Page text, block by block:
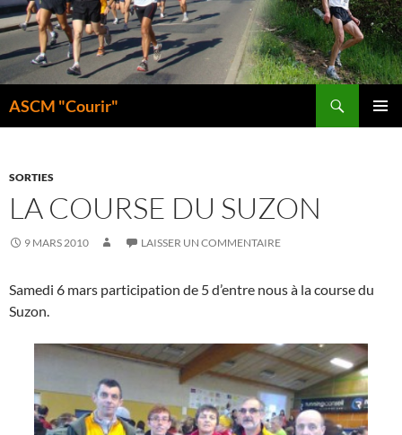
Aller
au
contenu
ASCM "Courir"
SORTIES
LA COURSE DU SUZON
9 MARS 2010 LAISSER UN COMMENTAIRE
Samedi 6 mars participation de 5 d’entre nous à la course du
Suzon.